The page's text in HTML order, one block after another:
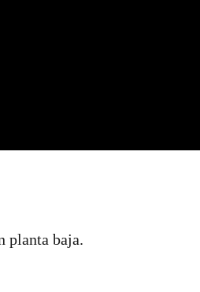
planta baja.